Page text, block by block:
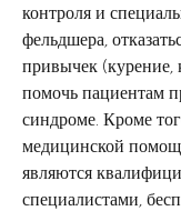
контроля и
фельдшера,
привычек (курение,
помочь пациентам
синдроме. Кроме
медицинской
являются
специалистами,